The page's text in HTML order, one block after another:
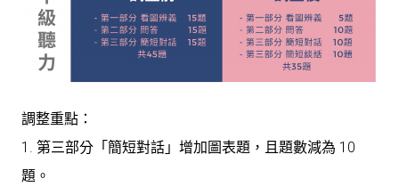
調整重點：
1. 第三部分「簡短對話」增加圖表題，且題數減為 10
題。